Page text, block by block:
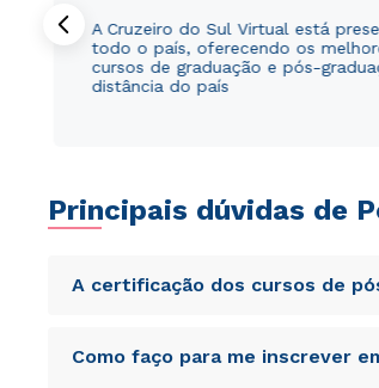
A Cruzeiro do Sul Virtual está
todo o país, oferecendo os
cursos de graduação e pós-
distância do país
Principais dúvidas de
A certificação dos cursos de
totam rem aperiam, eaque ipsa
Como faço para me inscrever